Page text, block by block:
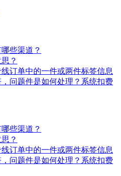
些渠道？
？
订单中的一件或两件标签信息
问题件是如何处理？系统扣费
些渠道？
？
订单中的一件或两件标签信息
问题件是如何处理？系统扣费